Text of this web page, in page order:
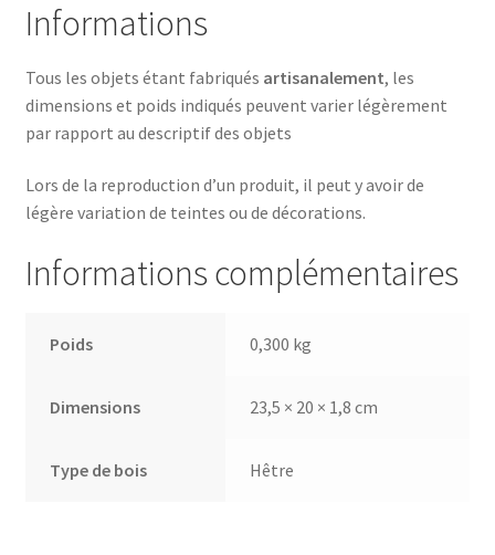
Informations
Tous les objets étant fabriqués artisanalement, les
dimensions et poids indiqués peuvent varier légèrement
par rapport au descriptif des objets
Lors de la reproduction d’un produit, il peut y avoir de
légère variation de teintes ou de décorations.
Informations complémentaires
Poids 0,300 kg
Dimensions 23,5 × 20 × 1,8 cm
Type de bois Hêtre